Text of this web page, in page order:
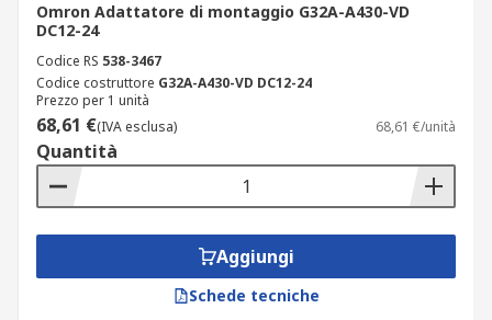
Omron Adattatore di montaggio G32A-A430-VD
DC12-24
Codice RS 538-3467
Codice costruttore G32A-A430-VD DC12-24
Prezzo per 1 unità
68,61 €(IVA esclusa) 68,61 €/unità
Quantità
Aggiungi
Schede tecniche